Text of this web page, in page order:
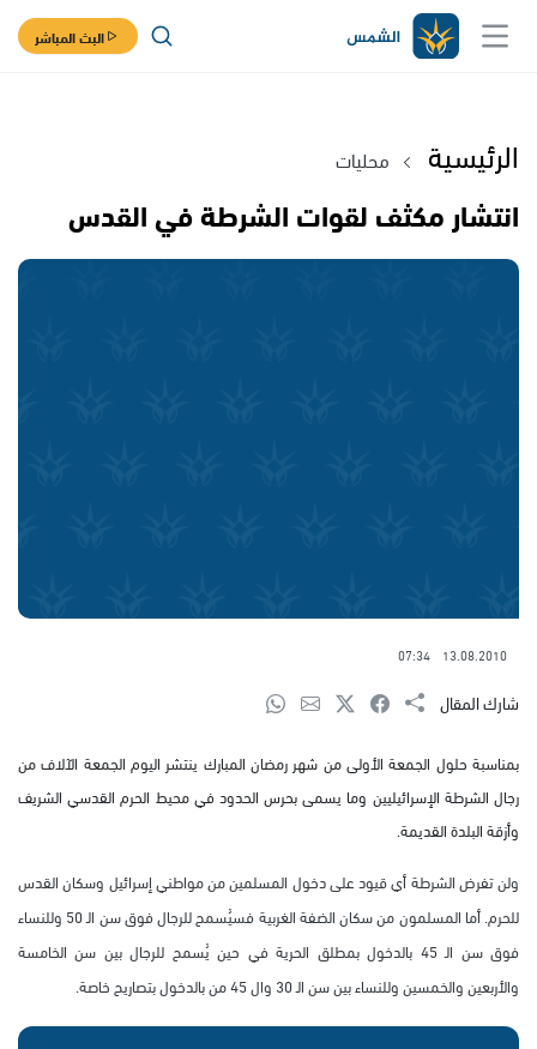
البث المباشر
الرئيسية محليات
انتشار مكثف لقوات الشرطة في القدس
13.08.2010
07:34
شارك المقال
بمناسبة حلول الجمعة الأولى من شهر رمضان المبارك ينتشر اليوم الجمعة الآلاف من
رجال الشرطة الإسرائيليين وما يسمى بحرس الحدود في محيط الحرم القدسي الشريف
وأزقة البلدة القديمة.
ولن تفرض الشرطة أي قيود على دخول المسلمين من مواطني إسرائيل وسكان القدس
للحرم.
أما المسلمون من سكان الضفة الغربية فسيُسمح للرجال فوق سن الـ 50 وللنساء
فوق سن الـ 45 بالدخول بمطلق الحرية في حين يُسمح للرجال بين سن الخامسة
والأربعين والخمسين وللنساء بين سن الـ 30 وال 45 من بالدخول بتصاريح خاصة.